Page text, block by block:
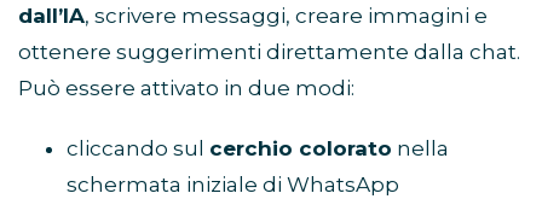
dall’IA, scrivere messaggi, creare immagini e
ottenere suggerimenti direttamente dalla chat.
Può essere attivato in due modi:
cliccando sul cerchio colorato nella
schermata iniziale di WhatsApp